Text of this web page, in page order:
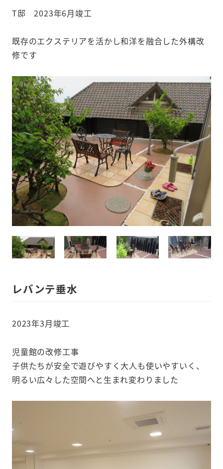
T邸 2023年6月竣工
既存のエクステリアを活かし和洋を融合した外構改
修です
レバンテ垂水
2023年3月竣工
児童館の改修工事
子供たちが安全で遊びやすく大人も使いやすいく、
明るい広々した空間へと生まれ変わりました